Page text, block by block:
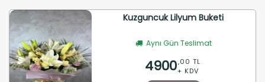
Kuzguncuk Lilyum Buketi
Aynı Gün Teslimat
4900,00 TL
+ KDV